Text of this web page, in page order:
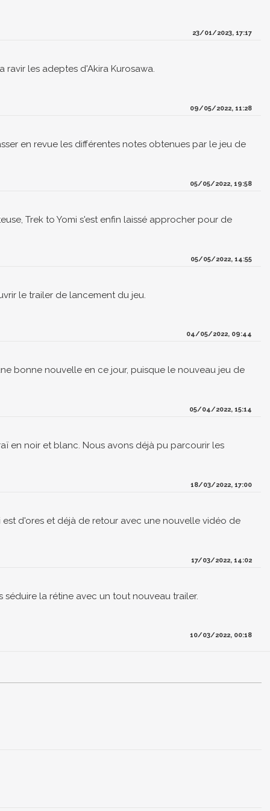
23/01/2023, 17:17
ravir les adeptes d'Akira Kurosawa.
09/05/2022, 11:28
en revue les différentes notes obtenues par le jeu de
05/05/2022, 19:58
Trek to Yomi s'est enfin laissé approcher pour de
05/05/2022, 14:55
le trailer de lancement du jeu.
04/05/2022, 09:44
bonne nouvelle en ce jour, puisque le nouveau jeu de
05/04/2022, 15:14
en noir et blanc. Nous avons déjà pu parcourir les
18/03/2022, 17:00
est d'ores et déjà de retour avec une nouvelle vidéo de
17/03/2022, 14:02
séduire la rétine avec un tout nouveau trailer.
10/03/2022, 00:18